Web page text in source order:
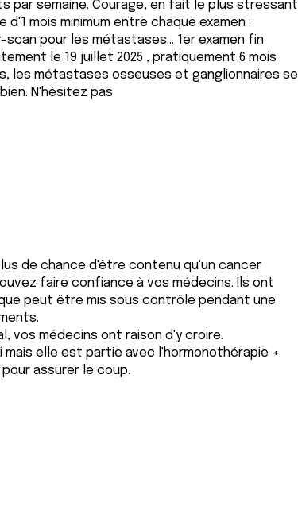
par semaine. Courage, en fait le plus stressant
mois minimum entre chaque examen :
scan pour les métastases... 1er examen fin
le 19 juillet 2025 , pratiquement 6 mois
les métastases osseuses et ganglionnaires se
N'hésitez pas
de chance d'être contenu qu'un cancer
faire confiance à vos médecins. Ils ont
peut être mis sous contrôle pendant une
vos médecins ont raison d'y croire.
elle est partie avec l'hormonothérapie +
assurer le coup.